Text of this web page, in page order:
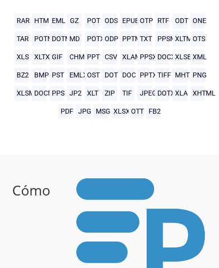
RAR HTMLEML GZ POT ODS EPUB OTP RTF ODT ONE
TAR POTMDOTMMD POTXODP PPTMTXT PPSMXLTM OTS
XLS XLTX GIF CHM PPT CSV XLAMPPSX DOCXXLSB XML
BZ2 BMP PST EMLXOST DOT DOC PPTX TIFF MHTMLPNG
XLSMDOCMPPS JP2 XLT ZIP TIF JPEG DOTX XLA XHTML
PDF JPG MSG XLSX OTT FB2
Cómo